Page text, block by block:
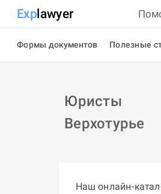
Explawyer
Формы документов Полезные
Юристы
Верхотурье
Наш онлайн-